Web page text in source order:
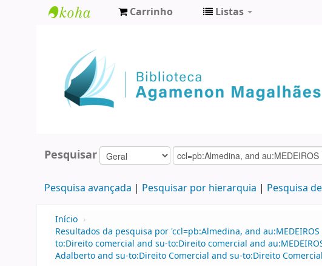
Agamenon
Magalhães
Carrinho Listas
Pesquisar
Pesquisa avançada Pesquisar por hierarquia Pesquisa
Início ›
Resultados da pesquisa por 'ccl=pb:Almedina, and
to:Direito comercial and su-to:Direito comercial and
Adalberto and su-to:Direito Comercial and su-to:Direito